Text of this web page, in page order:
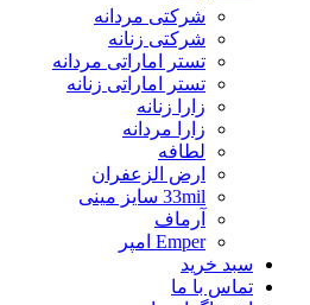
شرکتی مردانه
شرکتی زنانه
تستر اماراتی مردانه
تستر اماراتی زنانه
زارا زنانه
زارا مردانه
لطافه
ارض الزعفران
33mil سایز مینی
آرماف
Emper امپر
سبد خرید
تماس با ما